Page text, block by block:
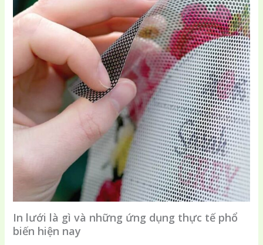
In lưới là gì và những ứng dụng thực tế phổ
biến hiện nay